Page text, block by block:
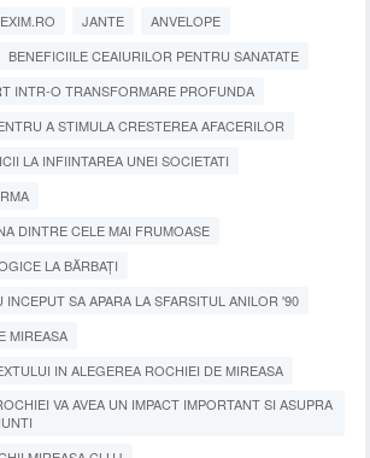
JANTE
ANVELOPE
BENEFICIILE CEAIURILOR PENTRU SANATATE
INTR-O TRANSFORMARE PROFUNDA
A STIMULA CRESTEREA AFACERILOR
LA INFIINTAREA UNEI SOCIETATI
DINTRE CELE MAI FRUMOASE
LA BĂRBAȚI
INCEPUT SA APARA LA SFARSITUL ANILOR '90
MIREASA
IN ALEGEREA ROCHIEI DE MIREASA
VA AVEA UN IMPACT IMPORTANT SI ASUPRA